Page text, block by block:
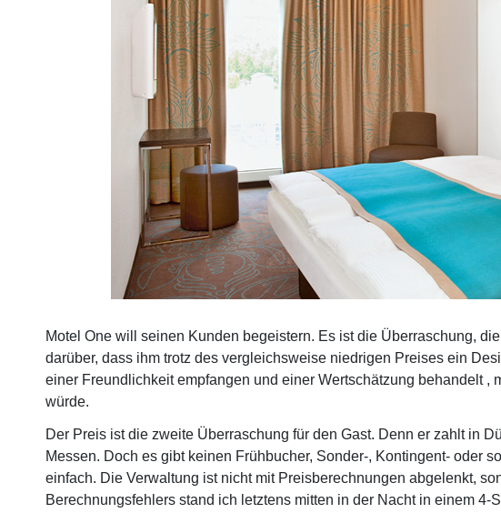
Motel One will seinen Kunden begeistern. Es ist die Überraschung,
darüber, dass ihm trotz des vergleichsweise niedrigen Preises ein
einer Freundlichkeit empfangen und einer Wertschätzung behandelt
würde.
Der Preis ist die zweite Überraschung für den Gast. Denn er zahlt in
Messen. Doch es gibt keinen Frühbucher, Sonder-, Kontingent- oder
einfach. Die Verwaltung ist nicht mit Preisberechnungen abgelenkt,
Berechnungsfehlers stand ich letztens mitten in der Nacht in einem